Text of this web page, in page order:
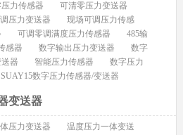
力传感器
可清零压力变送器
压力变送器
现场可调压力传感
可调零调满度压力传感器
485输
感器 数字输出压力变送器
数字
器 智能压力传感器
数字压力
SUAY15数字压力传感器/变送器
变送器
压力变送器
温度压力一体变送